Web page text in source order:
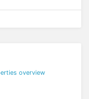
overview